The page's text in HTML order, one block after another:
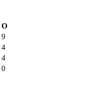
О
9
4
4
0